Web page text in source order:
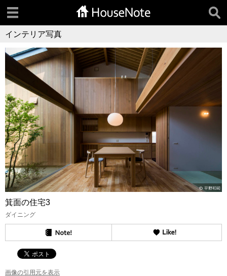
インテリア写真
箕面の住宅3
ダイニング
画像の引用元を表示